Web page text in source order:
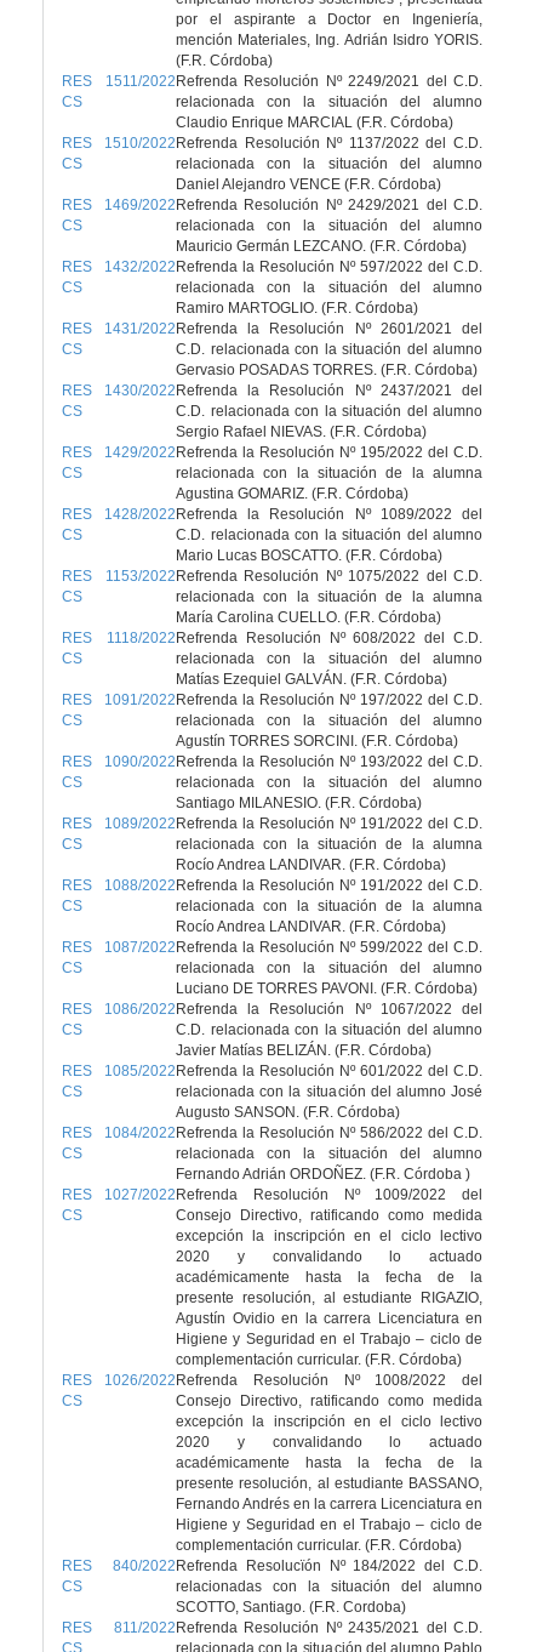
por el aspirante a Doctor en Ingeniería,
mención Materiales, Ing. Adrián Isidro YORIS.
(F.R. Córdoba)
RES 1511/2022
CS
Refrenda Resolución Nº 2249/2021 del C.D.
relacionada con la situación del alumno
Claudio Enrique MARCIAL (F.R. Córdoba)
RES 1510/2022
CS
Refrenda Resolución Nº 1137/2022 del C.D.
relacionada con la situación del alumno
Daniel Alejandro VENCE (F.R. Córdoba)
RES 1469/2022
CS
Refrenda Resolución Nº 2429/2021 del C.D.
relacionada con la situación del alumno
Mauricio Germán LEZCANO. (F.R. Córdoba)
RES 1432/2022
CS
Refrenda la Resolución Nº 597/2022 del C.D.
relacionada con la situación del alumno
Ramiro MARTOGLIO. (F.R. Córdoba)
RES 1431/2022
CS
Refrenda la Resolución Nº 2601/2021 del
C.D. relacionada con la situación del alumno
Gervasio POSADAS TORRES. (F.R. Córdoba)
RES 1430/2022
CS
Refrenda la Resolución Nº 2437/2021 del
C.D. relacionada con la situación del alumno
Sergio Rafael NIEVAS. (F.R. Córdoba)
RES 1429/2022
CS
Refrenda la Resolución Nº 195/2022 del C.D.
relacionada con la situación de la alumna
Agustina GOMARIZ. (F.R. Córdoba)
RES 1428/2022
CS
Refrenda la Resolución Nº 1089/2022 del
C.D. relacionada con la situación del alumno
Mario Lucas BOSCATTO. (F.R. Córdoba)
RES 1153/2022
CS
Refrenda Resolución Nº 1075/2022 del C.D.
relacionada con la situación de la alumna
María Carolina CUELLO. (F.R. Córdoba)
RES 1118/2022
CS
Refrenda Resolución Nº 608/2022 del C.D.
relacionada con la situación del alumno
Matías Ezequiel GALVÁN. (F.R. Córdoba)
RES 1091/2022
CS
Refrenda la Resolución Nº 197/2022 del C.D.
relacionada con la situación del alumno
Agustín TORRES SORCINI. (F.R. Córdoba)
RES 1090/2022
CS
Refrenda la Resolución Nº 193/2022 del C.D.
relacionada con la situación del alumno
Santiago MILANESIO. (F.R. Córdoba)
RES 1089/2022
CS
Refrenda la Resolución Nº 191/2022 del C.D.
relacionada con la situación de la alumna
Rocío Andrea LANDIVAR. (F.R. Córdoba)
RES 1088/2022
CS
Refrenda la Resolución Nº 191/2022 del C.D.
relacionada con la situación de la alumna
Rocío Andrea LANDIVAR. (F.R. Córdoba)
RES 1087/2022
CS
Refrenda la Resolución Nº 599/2022 del C.D.
relacionada con la situación del alumno
Luciano DE TORRES PAVONI. (F.R. Córdoba)
RES 1086/2022
CS
Refrenda la Resolución Nº 1067/2022 del
C.D. relacionada con la situación del alumno
Javier Matías BELIZÁN. (F.R. Córdoba)
RES 1085/2022
CS
Refrenda la Resolución Nº 601/2022 del C.D.
relacionada con la situación del alumno José
Augusto SANSON. (F.R. Córdoba)
RES 1084/2022
CS
Refrenda la Resolución Nº 586/2022 del C.D.
relacionada con la situación del alumno
Fernando Adrián ORDOÑEZ. (F.R. Córdoba )
RES 1027/2022
CS
Refrenda Resolución Nº 1009/2022 del
Consejo Directivo, ratificando como medida
excepción la inscripción en el ciclo lectivo
2020 y convalidando lo actuado
académicamente hasta la fecha de la
presente resolución, al estudiante RIGAZIO,
Agustín Ovidio en la carrera Licenciatura en
Higiene y Seguridad en el Trabajo – ciclo de
complementación curricular. (F.R. Córdoba)
RES 1026/2022
CS
Refrenda Resolución Nº 1008/2022 del
Consejo Directivo, ratificando como medida
excepción la inscripción en el ciclo lectivo
2020 y convalidando lo actuado
académicamente hasta la fecha de la
presente resolución, al estudiante BASSANO,
Fernando Andrés en la carrera Licenciatura en
Higiene y Seguridad en el Trabajo – ciclo de
complementación curricular. (F.R. Córdoba)
RES 840/2022
CS
Refrenda Resolucïón Nº 184/2022 del C.D.
relacionadas con la situación del alumno
SCOTTO, Santiago. (F.R. Cordoba)
RES 811/2022
CS
Refrenda Resolución Nº 2435/2021 del C.D.
relacionada con la situación del alumno Pablo